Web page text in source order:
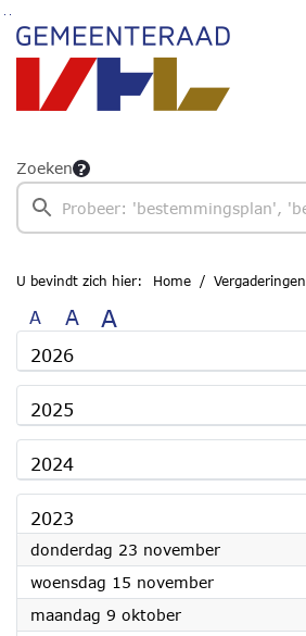
Ga naar de inhoud van deze pagina
Ga naar het zoeken
Ga naar het menu
Zoeken
U bevindt zich hier: Home Vergaderingen
A A A
2026
2025
2024
2023
donderdag 23 november2023
woensdag 15 november2023
maandag 9 oktober2023